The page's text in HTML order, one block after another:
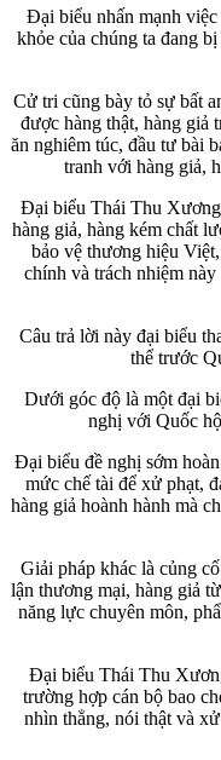
Đại biểu nhấn mạnh
khỏe của chúng ta đang
Cử tri cũng bày tỏ sự bất
được hàng thật, hàng giả
ăn nghiêm túc, đầu tư bài
tranh với hàng giả,
Đại biểu Thái Thu Xương
hàng giả, hàng kém chất
bảo vệ thương hiệu
chính và trách nhiệm
Câu trả lời này đại biểu
thể trước
Dưới góc độ là một đại
nghị với Quốc
Đại biểu đề nghị sớm
mức chế tài để xử phạt,
hàng giả hoành hành mà
Giải pháp khác là củng
lận thương mại, hàng giả
năng lực chuyên môn,
Đại biểu Thái Thu
trường hợp cán bộ bao
nhìn thẳng, nói thật và